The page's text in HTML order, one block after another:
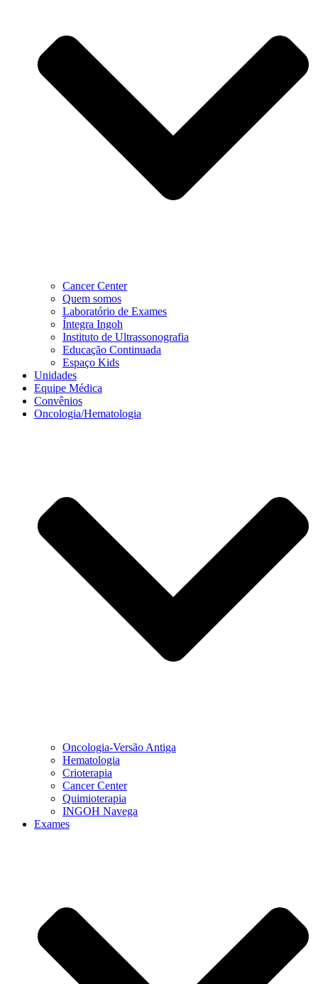
Cancer Center
Quem somos
Laboratório de Exames
Íntegra Ingoh
Instituto de Ultrassonografia
Educação Continuada
Espaço Kids
Unidades
Equipe Médica
Convênios
Oncologia/Hematologia
Oncologia-Versão Antiga
Hematologia
Crioterapia
Cancer Center
Quimioterapia
INGOH Navega
Exames